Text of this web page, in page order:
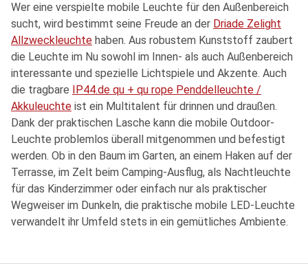
Wer eine verspielte mobile Leuchte für den Außenbereich
sucht, wird bestimmt seine Freude an der Driade Zelight
Allzweckleuchte haben. Aus robustem Kunststoff zaubert
die Leuchte im Nu sowohl im Innen- als auch Außenbereich
interessante und spezielle Lichtspiele und Akzente. Auch
die tragbare
IP44.de qu + qu rope Penddelleuchte /
Akkuleuchte ist ein Multitalent für drinnen und draußen.
Dank der praktischen Lasche kann die mobile Outdoor-
Leuchte problemlos überall mitgenommen und befestigt
werden. Ob in den Baum im Garten, an einem Haken auf der
Terrasse, im Zelt beim Camping-Ausflug, als Nachtleuchte
für das Kinderzimmer oder einfach nur als praktischer
Wegweiser im Dunkeln, die praktische mobile LED-Leuchte
verwandelt ihr Umfeld stets in ein gemütliches Ambiente.